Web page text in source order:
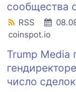
сообщества
RSS
coinspot.io
Trump Media
число